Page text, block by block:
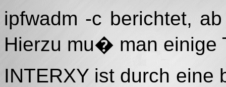
ipfwadm -c berichtet,
Hierzu mu� man einige
INTERXY ist durch eine